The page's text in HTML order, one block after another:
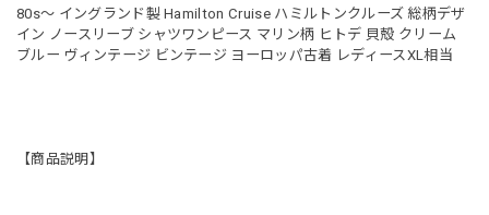
80s～ イングランド製 Hamilton Cruise ハミルトンクルーズ 総柄デザ
イン ノースリーブ シャツワンピース マリン柄 ヒトデ 貝殻 クリーム
ブルー ヴィンテージ ビンテージ ヨーロッパ古着 レディースXL相当
【商品説明】